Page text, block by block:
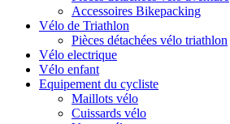
Accessoires Bikepacking
Vélo de Triathlon
Pièces détachées vélo triathlon
Vélo electrique
Vélo enfant
Equipement du cycliste
Maillots vélo
Cuissards vélo